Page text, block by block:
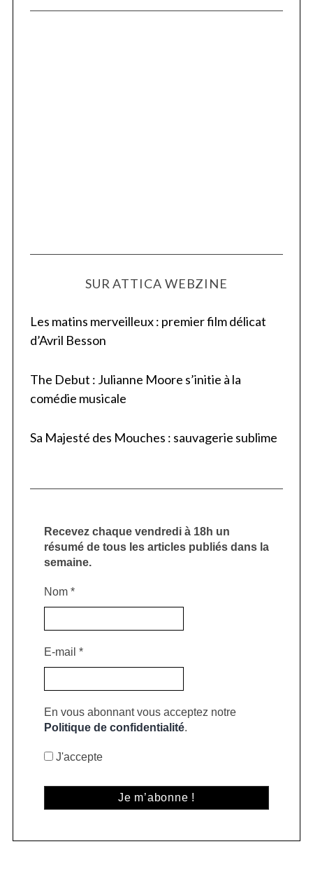
SUR ATTICA WEBZINE
Les matins merveilleux : premier film délicat
d’Avril Besson
The Debut : Julianne Moore s’initie à la
comédie musicale
Sa Majesté des Mouches : sauvagerie sublime
Recevez chaque vendredi à 18h un
résumé de tous les articles publiés dans la
semaine.
Nom *
E-mail *
En vous abonnant vous acceptez notre
Politique de confidentialité.
J'accepte